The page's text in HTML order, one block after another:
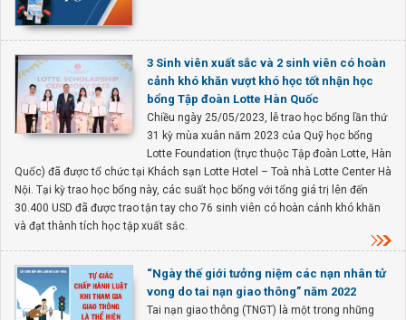
3 Sinh viên xuất sắc và 2 sinh viên có hoàn
cảnh khó khăn vượt khó học tốt nhận học
bổng Tập đoàn Lotte Hàn Quốc
Chiều ngày 25/05/2023, lễ trao học bổng lần thứ
31 kỳ mùa xuân năm 2023 của Quỹ học bổng
Lotte Foundation (trực thuộc Tập đoàn Lotte, Hàn
Quốc) đã được tổ chức tại Khách sạn Lotte Hotel – Toà nhà Lotte Center Hà
Nội. Tại kỳ trao học bổng này, các suất học bổng với tổng giá trị lên đến
30.400 USD đã được trao tận tay cho 76 sinh viên có hoàn cảnh khó khăn
và đạt thành tích học tập xuất sắc.
“Ngày thế giới tưởng niệm các nạn nhân tử
vong do tai nạn giao thông” năm 2022
Tai nạn giao thông (TNGT) là một trong những